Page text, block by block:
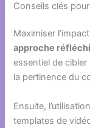
Conseils clés
Maximiser
approche
essentiel de
la pertinence du
Ensuite,
templates de